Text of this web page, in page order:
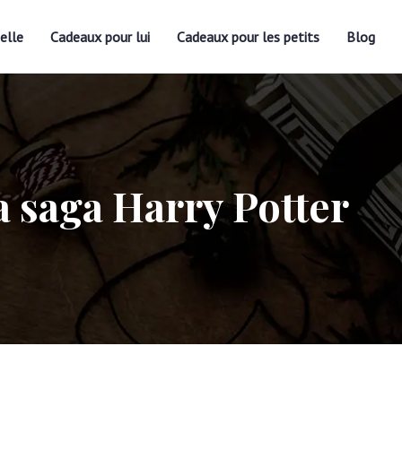
Cadeaux pour lui Cadeaux pour les petits Blog
saga Harry Potter